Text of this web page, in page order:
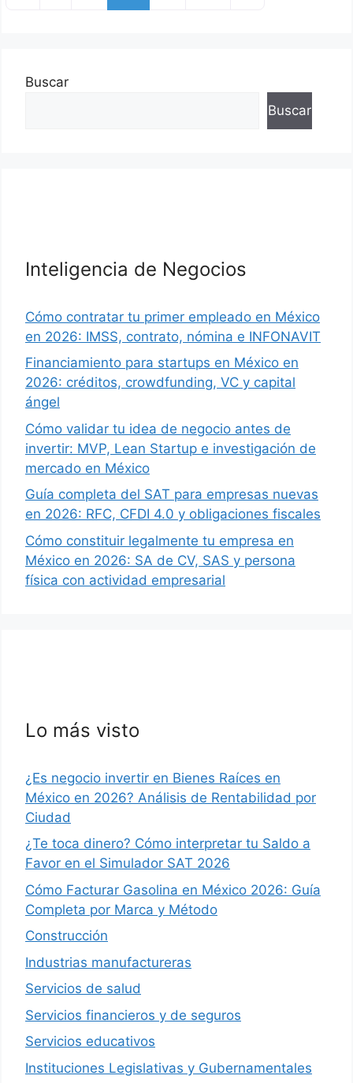
Buscar
Buscar
Inteligencia de Negocios
Cómo contratar tu primer empleado en México
en 2026: IMSS, contrato, nómina e INFONAVIT
Financiamiento para startups en México en
2026: créditos, crowdfunding, VC y capital
ángel
Cómo validar tu idea de negocio antes de
invertir: MVP, Lean Startup e investigación de
mercado en México
Guía completa del SAT para empresas nuevas
en 2026: RFC, CFDI 4.0 y obligaciones fiscales
Cómo constituir legalmente tu empresa en
México en 2026: SA de CV, SAS y persona
física con actividad empresarial
Lo más visto
¿Es negocio invertir en Bienes Raíces en
México en 2026? Análisis de Rentabilidad por
Ciudad
¿Te toca dinero? Cómo interpretar tu Saldo a
Favor en el Simulador SAT 2026
Cómo Facturar Gasolina en México 2026: Guía
Completa por Marca y Método
Construcción
Industrias manufactureras
Servicios de salud
Servicios financieros y de seguros
Servicios educativos
Instituciones Legislativas y Gubernamentales